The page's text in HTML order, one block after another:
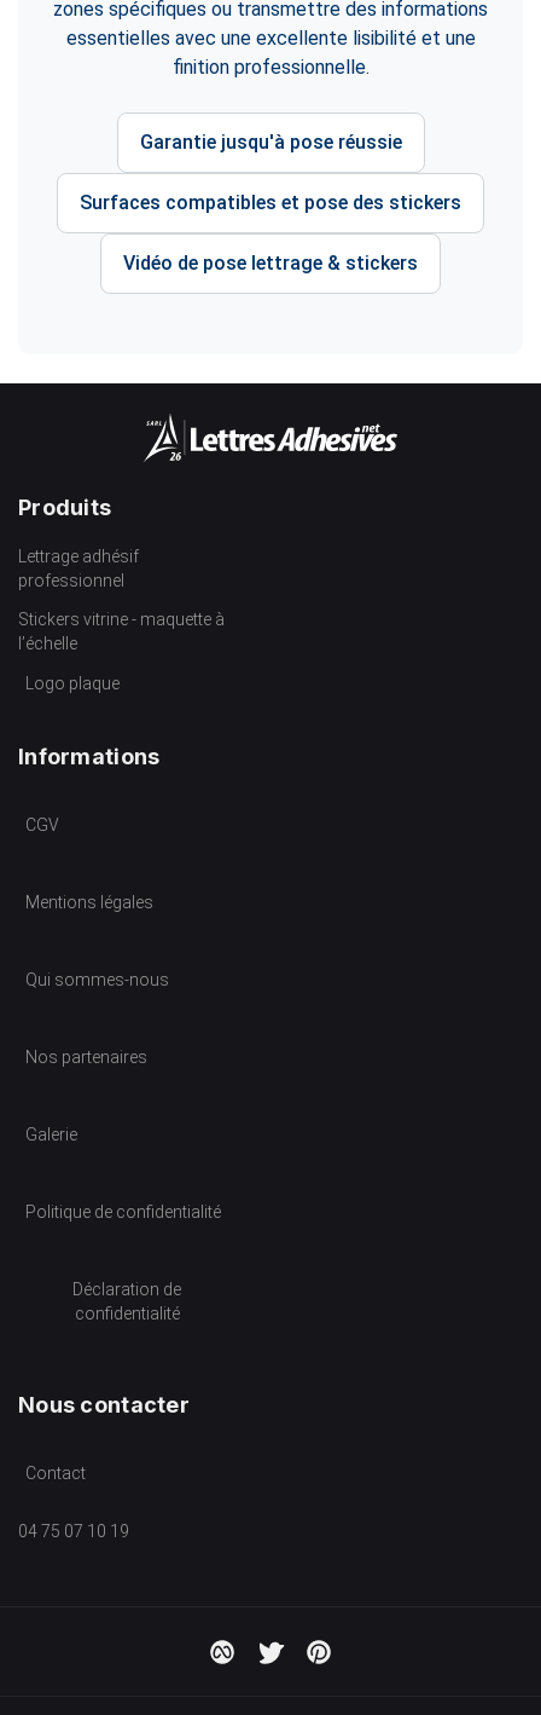
zones spécifiques ou transmettre des informations
essentielles avec une excellente lisibilité et une
finition professionnelle.
Garantie jusqu'à pose réussie
Surfaces compatibles et pose des stickers
Vidéo de pose lettrage & stickers
Produits
Lettrage adhésif
professionnel
Stickers vitrine - maquette à
l’échelle
Logo plaque
Informations
CGV
Mentions légales
Qui sommes-nous
Nos partenaires
Galerie
Politique de confidentialité
Déclaration de
confidentialité
Nous contacter
Contact
04 75 07 10 19